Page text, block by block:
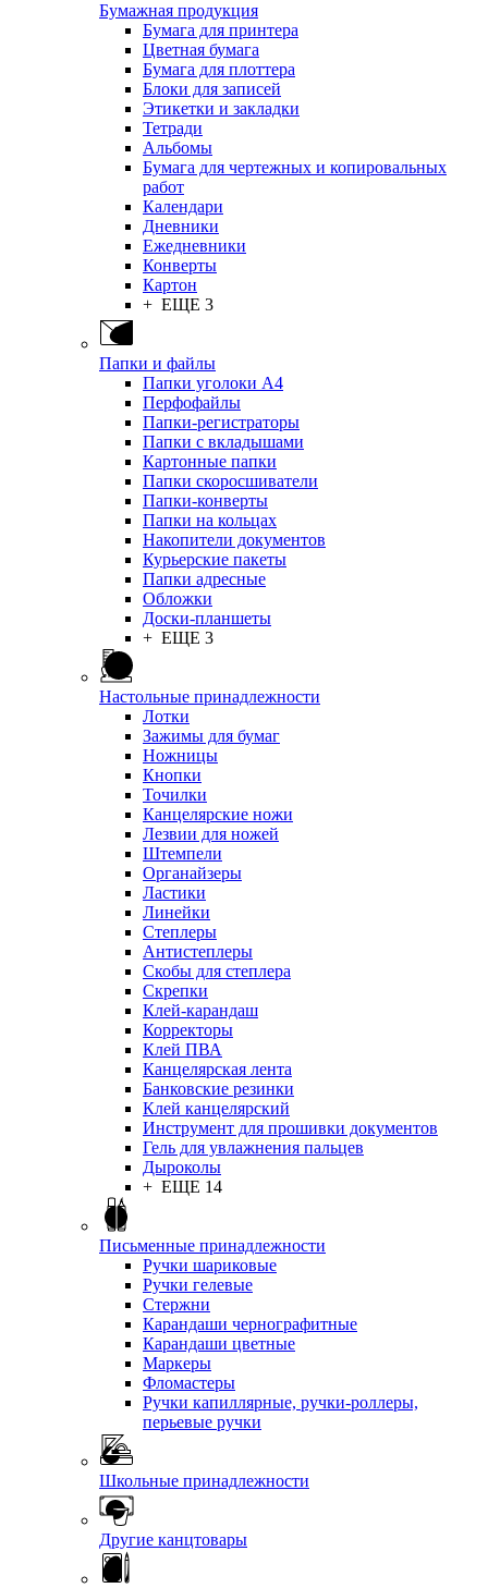
Бумажная продукция
Бумага для принтера
Цветная бумага
Бумага для плоттера
Блоки для записей
Этикетки и закладки
Тетради
Альбомы
Бумага для чертежных и копировальных
работ
Календари
Дневники
Ежедневники
Конверты
Картон
+ ЕЩЕ 3
Папки и файлы
Папки уголоки А4
Перфофайлы
Папки-регистраторы
Папки с вкладышами
Картонные папки
Папки скоросшиватели
Папки-конверты
Папки на кольцах
Накопители документов
Курьерские пакеты
Папки адресные
Обложки
Доски-планшеты
+ ЕЩЕ 3
Настольные принадлежности
Лотки
Зажимы для бумаг
Ножницы
Кнопки
Точилки
Канцелярские ножи
Лезвии для ножей
Штемпели
Органайзеры
Ластики
Линейки
Степлеры
Антистеплеры
Скобы для степлера
Скрепки
Клей-карандаш
Корректоры
Клей ПВА
Канцелярская лента
Банковские резинки
Клей канцелярский
Инструмент для прошивки документов
Гель для увлажнения пальцев
Дыроколы
+ ЕЩЕ 14
Письменные принадлежности
Ручки шариковые
Ручки гелевые
Стержни
Карандаши чернографитные
Карандаши цветные
Маркеры
Фломастеры
Ручки капиллярные, ручки-роллеры,
перьевые ручки
Школьные принадлежности
Другие канцтовары